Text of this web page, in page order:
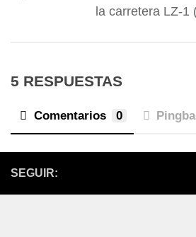
la carretera LZ-1
5 RESPUESTAS
Comentarios 0
SEGUIR: